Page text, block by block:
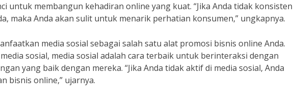
untuk membangun kehadiran online yang kuat. “Jika Anda tidak konsisten
maka Anda akan sulit untuk menarik perhatian konsumen,” ungkapnya.
media sosial sebagai salah satu alat promosi bisnis online Anda.
sosial, media sosial adalah cara terbaik untuk berinteraksi dengan
yang baik dengan mereka. “Jika Anda tidak aktif di media sosial, Anda
bisnis online,” ujarnya.